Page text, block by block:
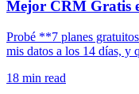
Mejor CRM Gratis
Probé **7 planes
mis datos a los 14 días, y
18 min read